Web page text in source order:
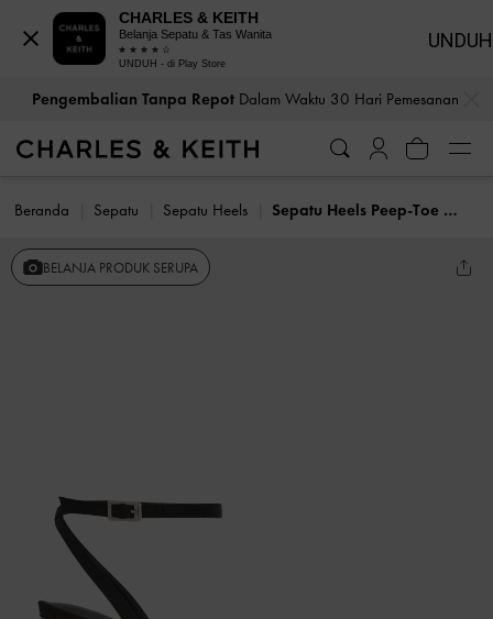
Pengembalian Tanpa RepotDalam Waktu 30 Hari Pemesanan
Beranda Sepatu Sepatu Heels Sepatu Heels Peep-Toe Lace & Satin
BELANJA PRODUK SERUPA
CHARLES & KEITH
Belanja Sepatu & Tas Wanita
UNDUH - di Play Store
UNDUH